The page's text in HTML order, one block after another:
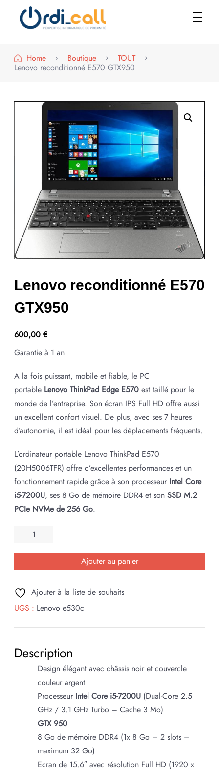
Home
Boutique
TOUT
Lenovo reconditionné E570 GTX950
Lenovo reconditionné E570
GTX950
600,00 €
Garantie à 1 an
A la fois puissant, mobile et fiable, le PC
portable Lenovo ThinkPad Edge E570 est taillé pour le
monde de l’entreprise. Son écran IPS Full HD offre aussi
un excellent confort visuel. De plus, avec ses 7 heures
d’autonomie, il est idéal pour les déplacements fréquents.
L’ordinateur portable Lenovo ThinkPad E570
(20H5006TFR) offre d’excellentes performances et un
fonctionnement rapide grâce à son processeur Intel Core
i5-7200U, ses 8 Go de mémoire DDR4 et son SSD M.2
PCIe NVMe de 256 Go.
quantité
reconditionné
E570
GTX950
Ajouter au panier
Ajouter à la liste de souhaits
UGS : Lenovo e530c
Description
Design élégant avec châssis noir et couvercle
couleur argent
Processeur Intel Core i5-7200U (Dual-Core 2.5
GHz / 3.1 GHz Turbo – Cache 3 Mo)
GTX 950
8 Go de mémoire DDR4 (1x 8 Go – 2 slots –
maximum 32 Go)
Ecran de 15.6″ avec résolution Full HD (1920 x